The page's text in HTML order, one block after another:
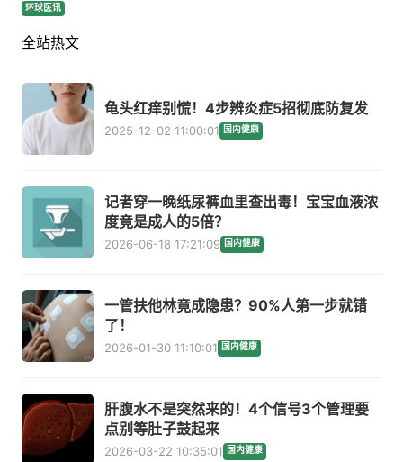
环球医讯
全站热文
龟头红痒别慌！4步辨炎症5招彻底防复发
2025-12-02 11:00:01 国内健康
记者穿一晚纸尿裤血里查出毒！宝宝血液浓
度竟是成人的5倍？
2026-06-18 17:21:09 国内健康
一管扶他林竟成隐患？90%人第一步就错
了！
2026-01-30 11:10:01 国内健康
肝腹水不是突然来的！4个信号3个管理要
点别等肚子鼓起来
2026-03-22 10:35:01 国内健康